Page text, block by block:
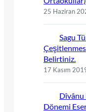
25 Haziran
Sagu
Belirtiniz.
17 Kasım
Dîvânu
Dönemi